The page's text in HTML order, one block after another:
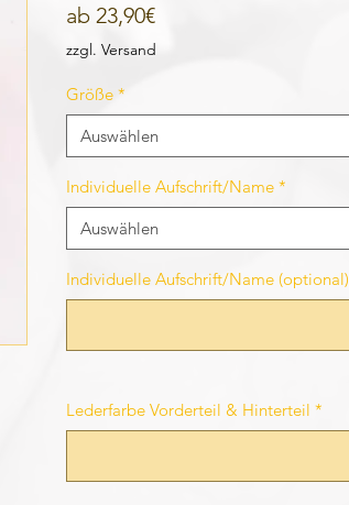
ab 23,90€Sale-
Preis
zzgl. Versand
Größe *
Auswählen
Individuelle Aufschrift/Name *
Auswählen
Individuelle Aufschrift/Name (optional)
Lederfarbe Vorderteil & Hinterteil *